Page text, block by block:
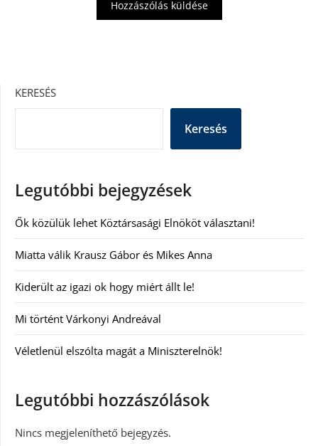
KERESÉS
Keresés
Legutóbbi bejegyzések
Ők közülük lehet Köztársasági Elnököt választani!
Miatta válik Krausz Gábor és Mikes Anna
Kiderült az igazi ok hogy miért állt le!
Mi történt Várkonyi Andreával
Véletlenül elszólta magát a Miniszterelnök!
Legutóbbi hozzászólások
Nincs megjeleníthető bejegyzés.